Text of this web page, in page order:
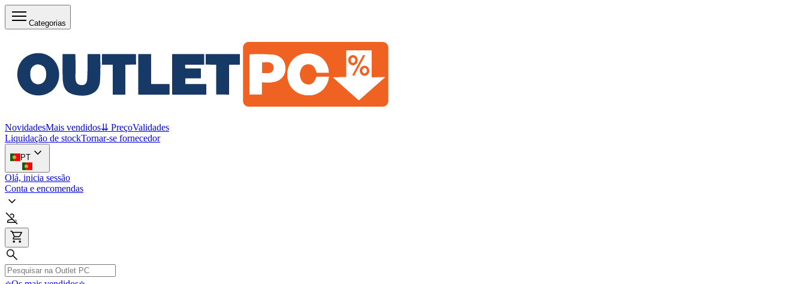
Categorias
NovidadesMais vendidos⇊ PreçoValidades
Liquidação de stockTornar-se fornecedor
PT
Olá, inicia sessão
Conta e encomendas